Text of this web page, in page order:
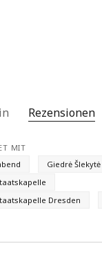
Rezensionen
MIT
Giedrė Šlekytė
Dresden